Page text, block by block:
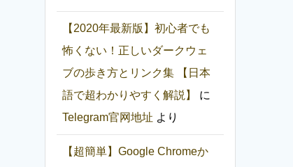
【2020年最新版】初心者でも
怖くない！正しいダークウェ
ブの歩き方とリンク集 【日本
語で超わかりやすく解説】
に
Telegram官网地址 より
【超簡単】Google Chromeか